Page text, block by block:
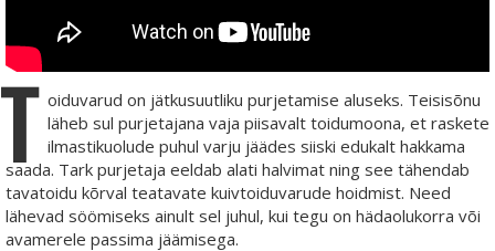
T oiduvarud on jätkusuutliku purjetamise aluseks. Teisisõnu
läheb sul purjetajana vaja piisavalt toidumoona, et raskete
ilmastikuolude puhul varju jäädes siiski edukalt hakkama
saada. Tark purjetaja eeldab alati halvimat ning see tähendab
tavatoidu kõrval teatavate kuivtoiduvarude hoidmist. Need
lähevad söömiseks ainult sel juhul, kui tegu on hädaolukorra või
avamerele passima jäämisega.